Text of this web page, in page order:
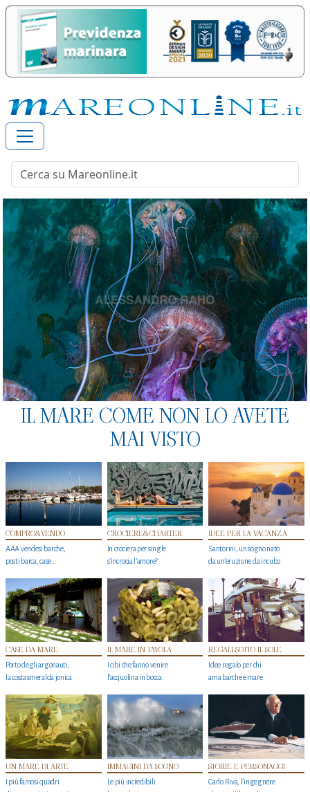
IL MARE COME NON LO AVETE
MAI VISTO
COMPRO&VENDO
AAA vendesi barche,
posti barca, case…
CROCIERE&CHARTER
In crociera per single
s'incrocia l’amore?
IDEE PER LA VACANZA
Santorini, un sogno nato
da un’eruzione da incubo
CASE DA MARE
Porto degli argonauti,
la costa smeralda jonica
IL MARE IN TAVOLA
I cibi che fanno venire
l’acquolina in bocca
REGALI SOTTO IL SOLE
Idee regalo per chi
ama barche e mare
UN MARE DI ARTE
I più famosi quadri
IMMAGINI DA SOGNO
Le più incredibili
STORIE E PERSONAGGI
Carlo Riva, l’ingegnere